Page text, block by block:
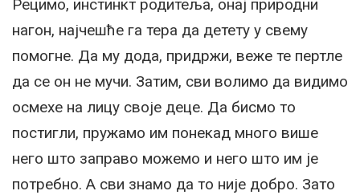
Рецимо, инстинкт родитеља, онај природни
нагон, најчешће га тера да детету у свему
помогне. Да му дода, придржи, веже те пертле
да се он не мучи. Затим, сви волимо да видимо
осмехе на лицу своје деце. Да бисмо то
постигли, пружамо им понекад много више
него што заправо можемо и него што им је
потребно. А сви знамо да то није добро. Зато